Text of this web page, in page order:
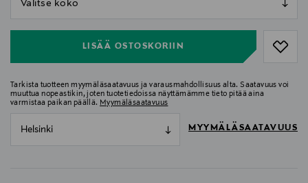
LISÄÄ OSTOSKORIIN
Tarkista tuotteen myymäläsaatavuus ja varausmahdollisuus alta. Saatavuus voi
muuttua nopeastikin, joten tuotetiedoissa näyttämämme tieto pitää aina
varmistaa paikan päällä. Myymäläsaatavuus
Helsinki MYYMÄLÄSAATAVUUS